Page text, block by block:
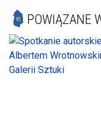
POWIĄZANE